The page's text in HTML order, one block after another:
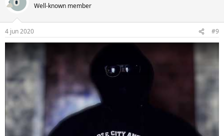
Well-known member
4 jun 2020 #9